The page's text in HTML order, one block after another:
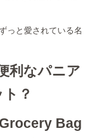
っと愛されている名
利なパニア
？
Bag